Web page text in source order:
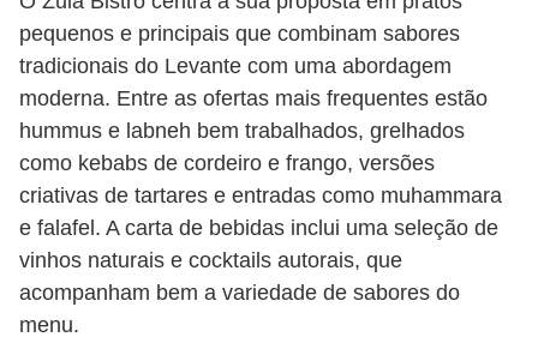
pequenos e principais que combinam sabores
tradicionais do Levante com uma abordagem
moderna. Entre as ofertas mais frequentes estão
hummus e labneh bem trabalhados, grelhados
como kebabs de cordeiro e frango, versões
criativas de tartares e entradas como muhammara
e falafel. A carta de bebidas inclui uma seleção de
vinhos naturais e cocktails autorais, que
acompanham bem a variedade de sabores do
menu.